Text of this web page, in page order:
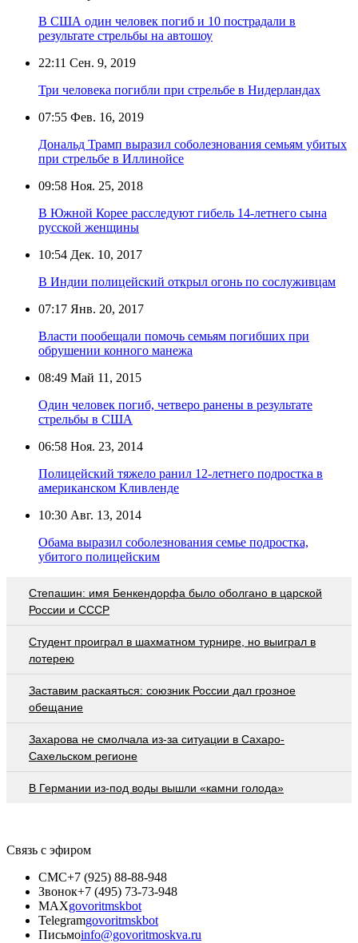
В США один человек погиб и 10 пострадали в
результате стрельбы на автошоу
22:11 Сен. 9, 2019
Три человека погибли при стрельбе в Нидерландах
07:55 Фев. 16, 2019
Дональд Трамп выразил соболезнования семьям убитых
при стрельбе в Иллинойсе
09:58 Ноя. 25, 2018
В Южной Корее расследуют гибель 14-летнего сына
русской женщины
10:54 Дек. 10, 2017
В Индии полицейский открыл огонь по сослуживцам
07:17 Янв. 20, 2017
Власти пообещали помочь семьям погибших при
обрушении конного манежа
08:49 Май 11, 2015
Один человек погиб, четверо ранены в результате
стрельбы в США
06:58 Ноя. 23, 2014
Полицейский тяжело ранил 12-летнего подростка в
американском Кливленде
10:30 Авг. 13, 2014
Обама выразил соболезнования семье подростка,
убитого полицейским
Степашин: имя Бенкендорфа было оболгано в царской
России и СССР
Студент проиграл в шахматном турнире, но выиграл в
лотерею
Заставим раскаяться: союзник России дал грозное
обещание
Захарова не смолчала из-за ситуации в Сахаро-
Сахельском регионе
В Германии из-под воды вышли «камни голода»
Связь с эфиром
СМС+7 (925) 88-88-948
Звонок+7 (495) 73-73-948
MAXgovoritmskbot
Telegramgovoritmskbot
Письмоinfo@govoritmoskva.ru